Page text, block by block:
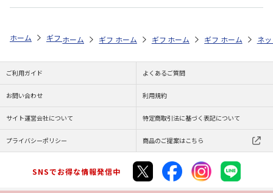
ホーム ギフト通販 内祝い・お返し 法要・香典返し 泉州南部織
ホーム ギフト通販 内祝い・お返し 法要・香典返し
ホーム ギフト通販 お祝い・贈りもの
ホーム ギフト通販 お
ホーム ネ
ご利用ガイド よくあるご質問
お問い合わせ 利用規約
サイト運営会社について 特定商取引法に基づく表記について
プライバシーポリシー 商品のご提案はこちら
SNSでお得な情報発信中